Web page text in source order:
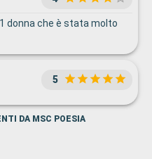
donna che è stata molto
5
DA MSC POESIA